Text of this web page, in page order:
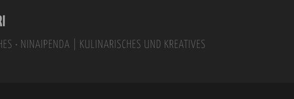
• NINAIPENDA | KULINARISCHES UND KREATIVES